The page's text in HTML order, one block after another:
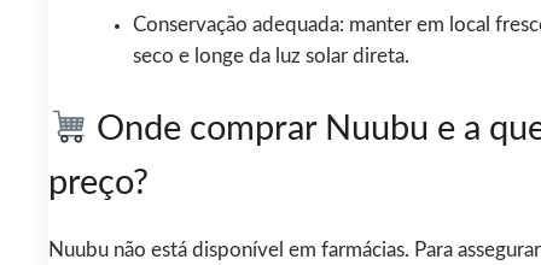
Conservação adequada: manter em local
seco e longe da luz solar direta.
Onde comprar Nuubu e a
preço?
Nuubu não está disponível em farmácias. Para